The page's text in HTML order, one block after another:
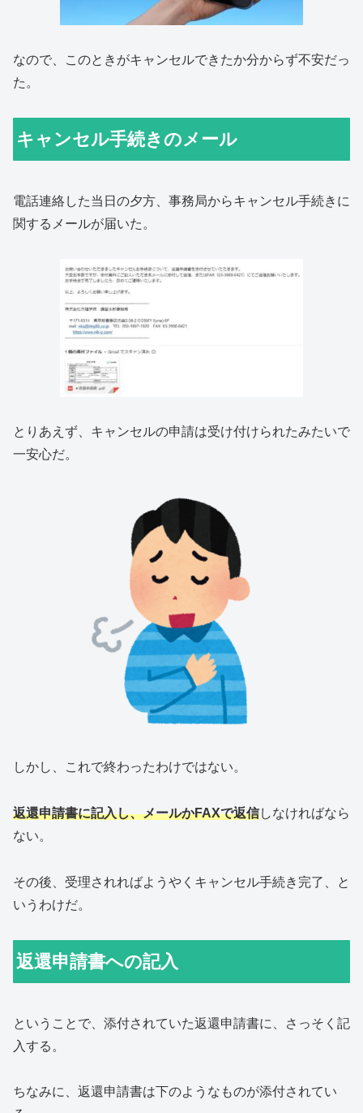
なので、このときがキャンセルできたか分からず不安だっ
た。
キャンセル手続きのメール
電話連絡した当日の夕方、事務局からキャンセル手続きに
関するメールが届いた。
とりあえず、キャンセルの申請は受け付けられたみたいで
一安心だ。
しかし、これで終わったわけではない。
返還申請書に記入し、メールかFAXで返信しなければなら
ない。
その後、受理されればようやくキャンセル手続き完了、と
いうわけだ。
返還申請書への記入
ということで、添付されていた返還申請書に、さっそく記
入する。
ちなみに、返還申請書は下のようなものが添付されてい